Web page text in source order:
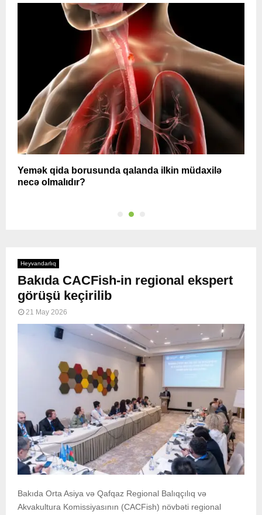
Yemək qida borusunda qalanda ilkin müdaxilə
necə olmalıdır?
Heyvandarlıq
Bakıda CACFish-in regional ekspert
görüşü keçirilib
21 May 2026
Bakıda Orta Asiya və Qafqaz Regional Balıqçılıq və
Akvakultura Komissiyasının (CACFish) növbəti regional